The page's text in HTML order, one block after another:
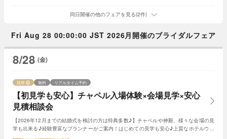
同日開催の他のフェアを見る(2件)
Fri Aug 28 00:00:00 JST 2026月開催のブライダルフェア
8/28 (金)
【初見学も安心】チャペル入場体験×会場見学×安心
見積相談会
残席 無料 リアルタイム予約
【2026年12月までの結婚式を検討の方は特典多数♪】チャペルや神殿、様々な会場の見
学も出来る♪経験豊富なプランナーがご案内！はじめての見学も安心♪上質なホテルウエ